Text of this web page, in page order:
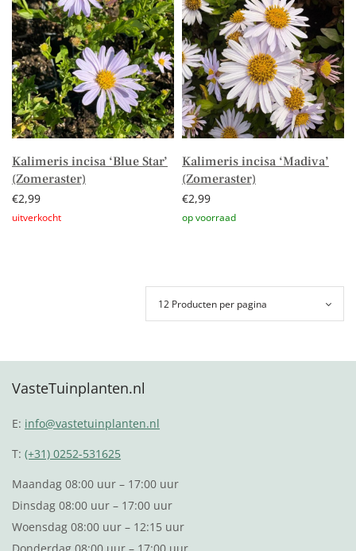
Kalimeris incisa ‘Blue Star’
(Zomeraster)
€2,99
Kalimeris incisa ‘Madiva’
(Zomeraster)
€2,99
VasteTuinplanten.nl
E: info@vastetuinplanten.nl
T:(+31) 0252-531625
Maandag 08:00 uur – 17:00 uur
Dinsdag 08:00 uur – 17:00 uur
Woensdag 08:00 uur – 12:15 uur